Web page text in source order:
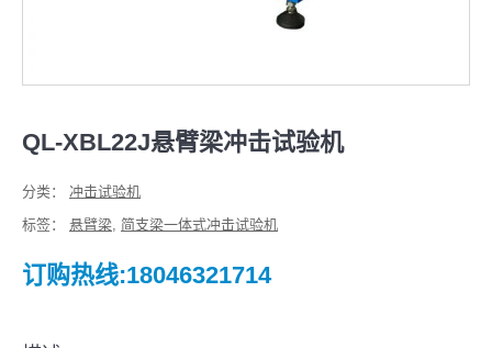
QL-XBL22J悬臂梁冲击试验机
分类： 冲击试验机
标签： 悬臂梁, 简支梁一体式冲击试验机
订购热线:18046321714